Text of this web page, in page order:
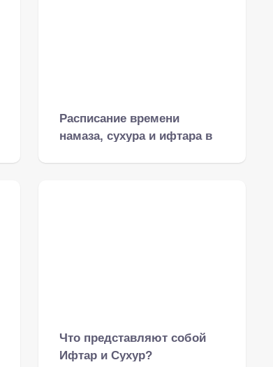
Расписание времени
намаза, сухура и ифтара в
Что представляют собой
Ифтар и Сухур?